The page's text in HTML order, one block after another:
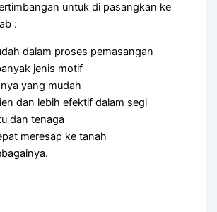
untuk di pasangkan ke
:
dalam proses pemasangan
jenis motif
yang mudah
dan lebih efektif dalam segi
dan tenaga
meresap ke tanah